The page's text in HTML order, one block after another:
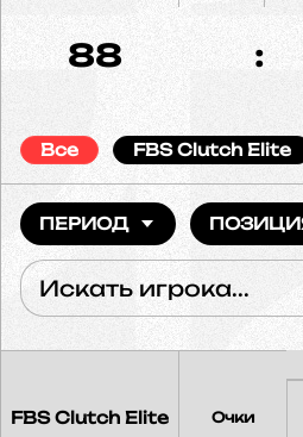
88 :
Все FBS Clutch Elite
ПЕРИОД
FBS Clutch Elite Очки